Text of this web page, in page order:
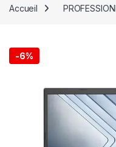
Accueil
-6%